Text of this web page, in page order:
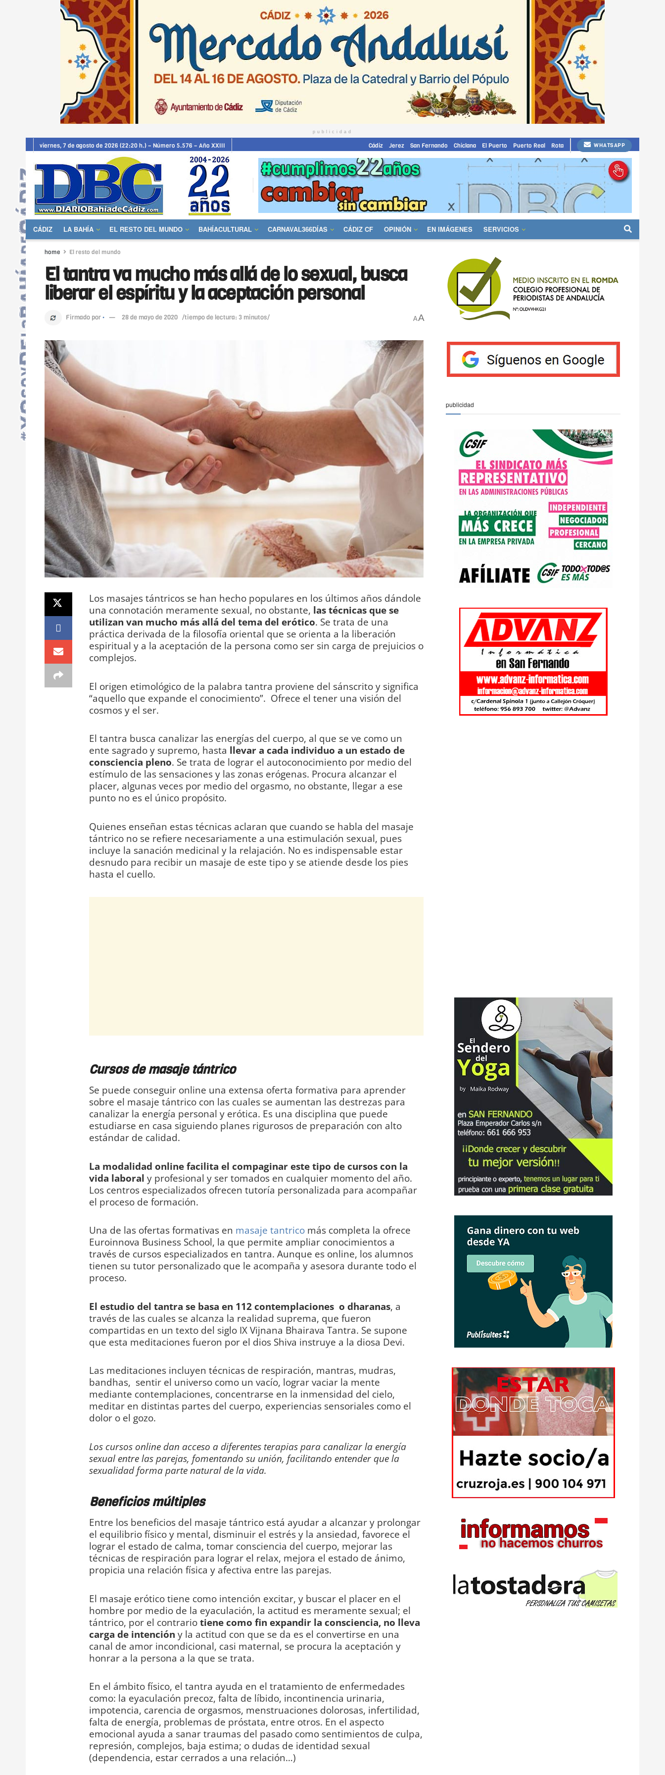
publicidad
viernes, 7 de agosto de 2026 (22:20 h.) – Número 5.576 – Año XXIII Cádiz Jerez San Fernando Chiclana El Puerto Puerto Real Rota WHATSAPP
CÁDIZ LA BAHÍA EL RESTO DEL MUNDO BAHÍACULTURAL CARNAVAL366DÍAS CÁDIZ CF OPINIÓN EN IMÁGENES SERVICIOS
home El resto del mundo
El tantra va mucho más allá de lo sexual, busca
liberar el espíritu y la aceptación personal
Firmado por · 28 de mayo de 2020 /tiempo de lectura: 3 minutos/ AA
Los masajes tántricos se han hecho populares en los últimos años dándole
una connotación meramente sexual, no obstante, las técnicas que se
utilizan van mucho más allá del tema del erótico. Se trata de una
práctica derivada de la filosofía oriental que se orienta a la liberación
espiritual y a la aceptación de la persona como ser sin carga de prejuicios o
complejos.
El origen etimológico de la palabra tantra proviene del sánscrito y significa
“aquello que expande el conocimiento”. Ofrece el tener una visión del
cosmos y el ser.
El tantra busca canalizar las energías del cuerpo, al que se ve como un
ente sagrado y supremo, hasta llevar a cada individuo a un estado de
consciencia pleno. Se trata de lograr el autoconocimiento por medio del
estímulo de las sensaciones y las zonas erógenas. Procura alcanzar el
placer, algunas veces por medio del orgasmo, no obstante, llegar a ese
punto no es el único propósito.
Quienes enseñan estas técnicas aclaran que cuando se habla del masaje
tántrico no se refiere necesariamente a una estimulación sexual, pues
incluye la sanación medicinal y la relajación. No es indispensable estar
desnudo para recibir un masaje de este tipo y se atiende desde los pies
hasta el cuello.
Cursos de masaje tántrico
Se puede conseguir online una extensa oferta formativa para aprender
sobre el masaje tántrico con las cuales se aumentan las destrezas para
canalizar la energía personal y erótica. Es una disciplina que puede
estudiarse en casa siguiendo planes rigurosos de preparación con alto
estándar de calidad.
La modalidad online facilita el compaginar este tipo de cursos con la
vida laboral y profesional y ser tomados en cualquier momento del año.
Los centros especializados ofrecen tutoría personalizada para acompañar
el proceso de formación.
Una de las ofertas formativas en masaje tantricomás completa la ofrece
Euroinnova Business School, la que permite ampliar conocimientos a
través de cursos especializados en tantra. Aunque es online, los alumnos
tienen su tutor personalizado que le acompaña y asesora durante todo el
proceso.
El estudio del tantra se basa en 112 contemplaciones o dharanas, a
través de las cuales se alcanza la realidad suprema, que fueron
compartidas en un texto del siglo IX Vijnana Bhairava Tantra. Se supone
que esta meditaciones fueron por el dios Shiva instruye a la diosa Devi.
Las meditaciones incluyen técnicas de respiración, mantras, mudras,
bandhas, sentir el universo como un vacío, lograr vaciar la mente
mediante contemplaciones, concentrarse en la inmensidad del cielo,
meditar en distintas partes del cuerpo, experiencias sensoriales como el
dolor o el gozo.
Los cursos online dan acceso a diferentes terapias para canalizar la energía
sexual entre las parejas, fomentando su unión, facilitando entender que la
sexualidad forma parte natural de la vida.
Beneficios múltiples
Entre los beneficios del masaje tántrico está ayudar a alcanzar y prolongar
el equilibrio físico y mental, disminuir el estrés y la ansiedad, favorece el
lograr el estado de calma, tomar consciencia del cuerpo, mejorar las
técnicas de respiración para lograr el relax, mejora el estado de ánimo,
propicia una relación física y afectiva entre las parejas.
El masaje erótico tiene como intención excitar, y buscar el placer en el
hombre por medio de la eyaculación, la actitud es meramente sexual; el
tántrico, por el contrariotiene como fin expandir la consciencia, no lleva
carga de intención y la actitud con que se da es el convertirse en una
canal de amor incondicional, casi maternal, se procura la aceptación y
honrar a la persona a la que se trata.
En el ámbito físico, el tantra ayuda en el tratamiento de enfermedades
como: la eyaculación precoz, falta de líbido, incontinencia urinaria,
impotencia, carencia de orgasmos, menstruaciones dolorosas, infertilidad,
falta de energía, problemas de próstata, entre otros. En el aspecto
emocional ayuda a sanar traumas del pasado como sentimientos de culpa,
represión, complejos, baja estima; o dudas de identidad sexual
(dependencia, estar cerrados a una relación…)
publicidad